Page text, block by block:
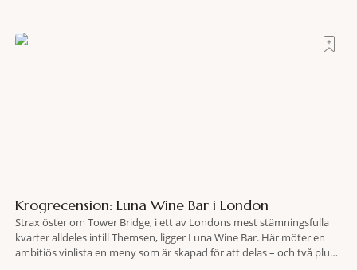
lokaliserades den 2 juni i år med hjälp
Krogrecension: Luna Wine Bar i London
Strax öster om Tower Bridge, i ett av Londons mest stämningsfulla
kvarter alldeles intill Themsen, ligger Luna Wine Bar. Här möter en
ambitiös vinlista en meny som är skapad för att delas – och två plus